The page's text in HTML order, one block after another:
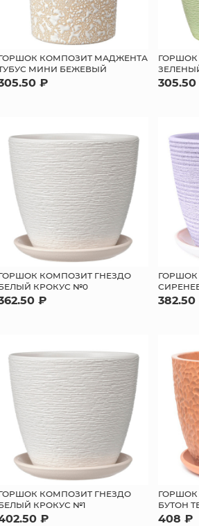
КОМПОЗИТ МАДЖЕНТА
МИНИ БЕЖЕВЫЙ
₽
КОМПОЗИТ ГНЕЗДО
КРОКУС №0
₽
КОМПОЗИТ ГНЕЗДО
КРОКУС №1
₽
БУТОН
408 ₽